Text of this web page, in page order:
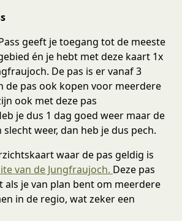
geeft je toegang tot de meeste
én je hebt met deze kaart 1x
De pas is er vanaf 3
de pas ook kopen voor meerdere
ook met deze pas
je dus 1 dag goed weer maar de
weer, dan heb je dus pech.
waar de pas geldig is
van de Jungfraujoch. Deze pas
als je van plan bent om meerdere
in de regio, wat zeker een